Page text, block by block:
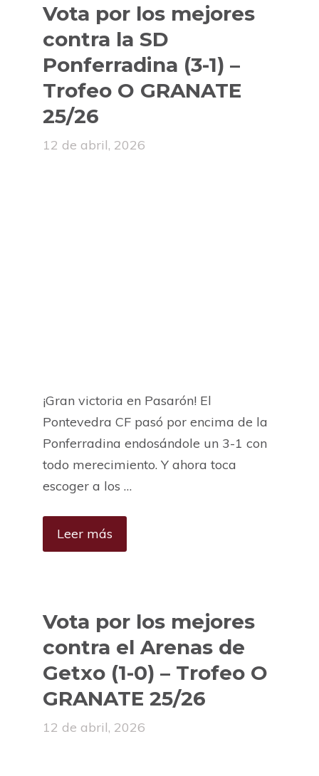
Vota por los mejores
contra la SD
Ponferradina (3-1) –
Trofeo O GRANATE
25/26
12 de abril, 2026
¡Gran victoria en Pasarón! El
Pontevedra CF pasó por encima de la
Ponferradina endosándole un 3-1 con
todo merecimiento. Y ahora toca
escoger a los …
Leer más
Vota por los mejores
contra el Arenas de
Getxo (1-0) – Trofeo O
GRANATE 25/26
12 de abril, 2026